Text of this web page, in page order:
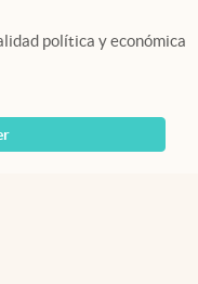
política y económica